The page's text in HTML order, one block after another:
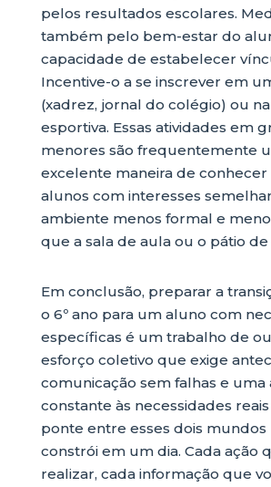
pelos resultados escolares.
também pelo bem-estar do
capacidade de estabelecer
Incentive-o a se inscrever em
(xadrez, jornal do colégio) ou na
esportiva. Essas atividades em
menores são frequentemente
excelente maneira de
alunos com interesses
ambiente menos formal e
que a sala de aula ou o pátio
Em conclusão, preparar a
o 6º ano para um aluno com
específicas é um trabalho de
esforço coletivo que exige
comunicação sem falhas e uma
constante às necessidades
ponte entre esses dois mundos
constrói em um dia. Cada ação
realizar, cada informação que